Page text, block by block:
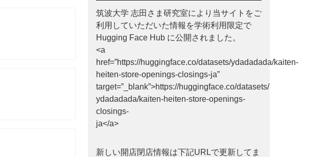
筑波大学 志田さま研究室により当サイトをご
利用していただいた情報を学術利用限定で
Hugging Face Hub に公開されました。
<a
href=”https://huggingface.co/datasets/ydadadada/kaiten-
heiten-store-openings-closings-ja”
target=”_blank”>https://huggingface.co/datasets/
ydadadada/kaiten-heiten-store-openings-
closings-
ja</a>
新しい開店閉店情報は下記URLで更新してま